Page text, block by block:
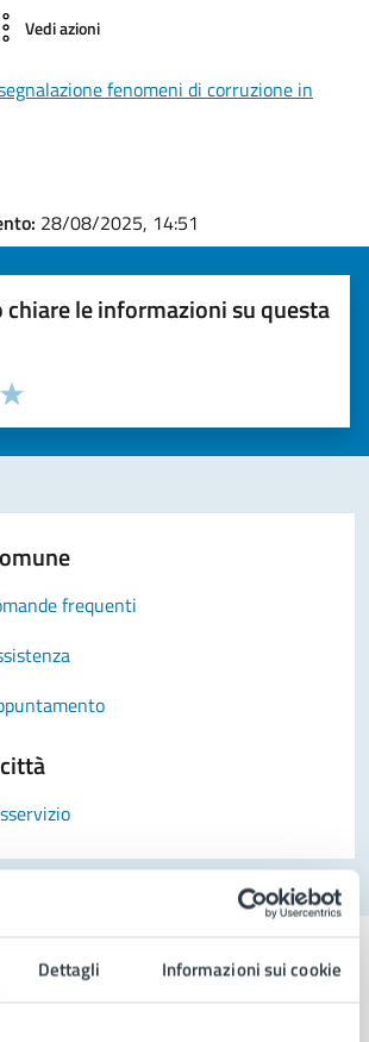
Dettagli Informazioni sui cookie
Vedi azioni
fenomeni di corruzione in
28/08/2025, 14:51
chiare le informazioni su questa
informazioni (da 1 a 5 stelle)
di stelle per valutare la chiarezza delle
5 stelle su 5
4 stelle su 5
stelle su 5
su 5
5
frequenti